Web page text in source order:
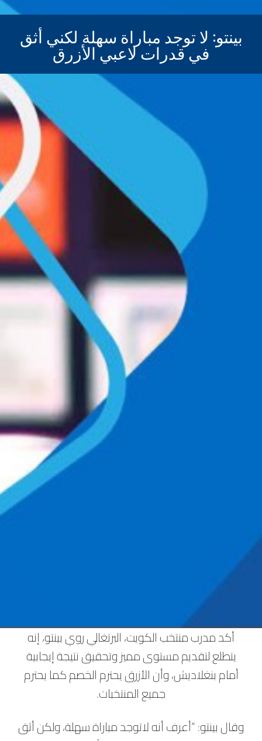
بينتو: لا توجد مباراة سهلة لكني أثق
في قدرات لاعبي الأزرق
أكد مدرب منتخب الكويت، البرتغالي روي بينتو، إنه
يتطلع لتقديم مستوى مميز وتحقيق نتيجة إيجابية
أمام بنغلاديش، وأن الأزرق يحترم الخصم كما يحترم
جميع المنتخبات.
وقال بينتو: “أعرف أنه لاتوجد مباراة سهلة، ولكن أثق